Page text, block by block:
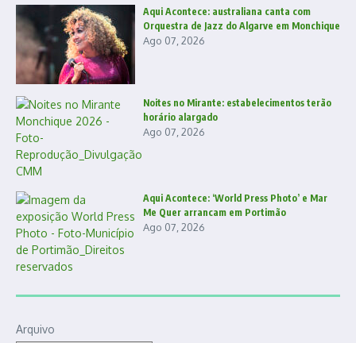
Aqui Acontece: australiana canta com
Orquestra de Jazz do Algarve em Monchique
Ago 07, 2026
Noites no Mirante: estabelecimentos terão
horário alargado
Ago 07, 2026
Aqui Acontece: ‘World Press Photo’ e Mar
Me Quer arrancam em Portimão
Ago 07, 2026
Arquivo